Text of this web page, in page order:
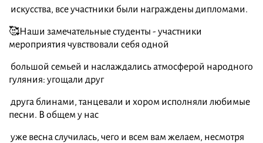
искусства, все участники были награждены дипломами.
🥰Наши замечательные студенты - участники
мероприятия чувствовали себя одной
большой семьей и наслаждались атмосферой народного
гуляния: угощали друг
друга блинами, танцевали и хором исполняли любимые
песни. В общем у нас
уже весна случилась, чего и всем вам желаем, несмотря